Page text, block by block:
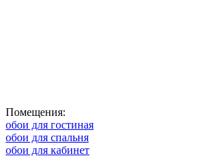
Помещения:
обои для гостиная
обои для спальня
обои для кабинет